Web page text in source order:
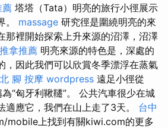
薦 塔塔（Tata）明亮的旅行小徑展示
。 massage 研究徑是圍繞明亮的來
那裡開始探索上升來源的沼澤，沼澤
推拿推薦 明亮來源的特色是，深處的
，因此我們可以欣賞冬季漂浮在蒸氣
腳 按摩 wordpress 遠足小徑從
“匈牙利鞦韆”。 公共汽車很少在城
適應它，我們在山上走了3天。 台中
mobile上找到有關kiwi.com的更多